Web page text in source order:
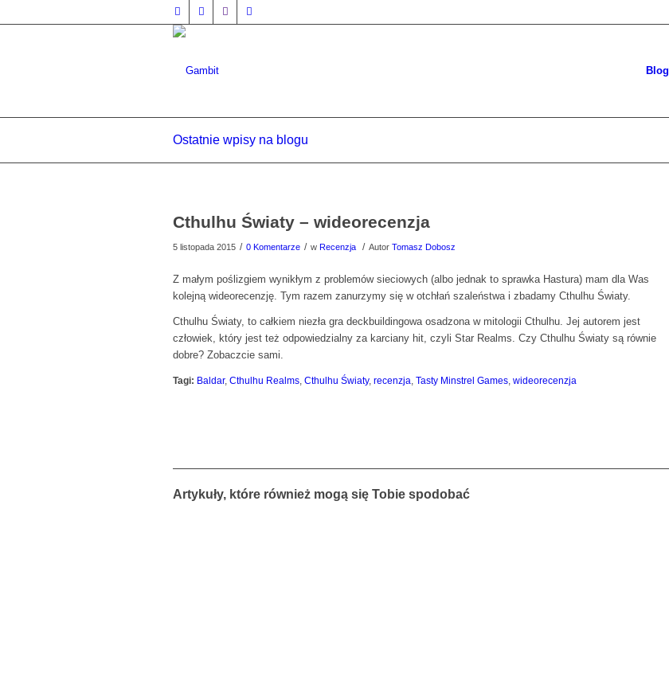
Blog
Ostatnie wpisy na blogu
Cthulhu Światy – wideorecenzja
5 listopada 2015 / 0 Komentarze / w Recenzja / Autor Tomasz Dobosz
Z małym poślizgiem wynikłym z problemów sieciowych (albo jednak to sprawka Hastura) mam dla Was
kolejną wideorecenzję. Tym razem zanurzymy się w otchłań szaleństwa i zbadamy Cthulhu Światy.
Cthulhu Światy, to całkiem niezła gra deckbuildingowa osadzona w mitologii Cthulhu. Jej autorem jest
człowiek, który jest też odpowiedzialny za karciany hit, czyli Star Realms. Czy Cthulhu Światy są równie
dobre? Zobaczcie sami.
Tagi: Baldar, Cthulhu Realms Cthulhu Światy, recenzja Tasty Minstrel Games wideorecenzja
Artykuły, które również mogą się Tobie spodobać